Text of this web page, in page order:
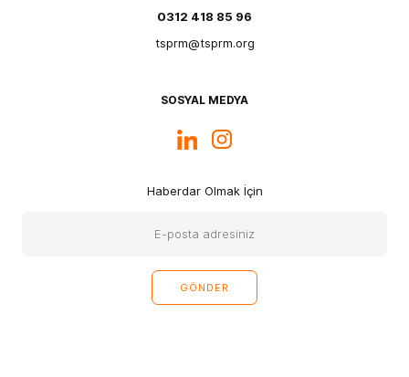
0312 418 85 96
tsprm@tsprm.org
SOSYAL MEDYA
Haberdar Olmak İçin